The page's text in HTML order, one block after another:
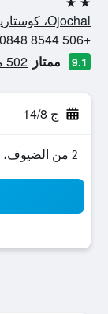
2 نجمتين
Ojochal، كوستاريكا
+506 8544 0848
9.1 ممتاز 502 من التقييمات تم التحقق منها
ج 14/8
2 من الضيوف، غرفة واحدة